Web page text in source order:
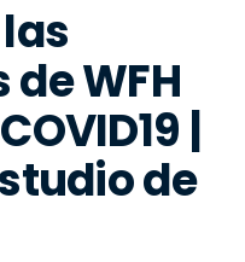
WFH
|
de